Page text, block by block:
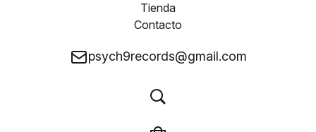
Tienda
Contacto
psych9records@gmail.com